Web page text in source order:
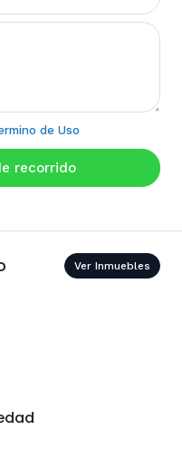
de Uso
recorrido
Ver Inmuebles